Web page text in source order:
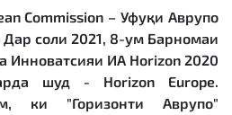
Commission – Уфуқи Аврупо
соли 2021, 8-ум Барномаи
Инноватсияи ИА Horizon 2020
шуд - Horizon Europe.
ки "Горизонти Аврупо"